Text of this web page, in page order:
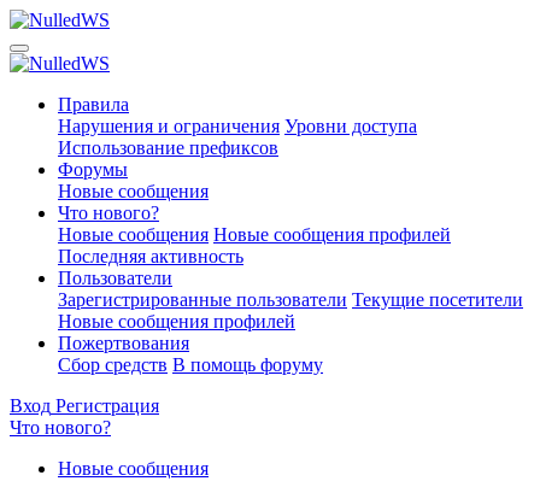
Правила
Нарушения и ограничения Уровни доступа
Использование префиксов
Форумы
Новые сообщения
Что нового?
Новые сообщения Новые сообщения профилей
Последняя активность
Пользователи
Зарегистрированные пользователи Текущие посетители
Новые сообщения профилей
Пожертвования
Сбор средств В помощь форуму
Вход Регистрация
Что нового?
Новые сообщения